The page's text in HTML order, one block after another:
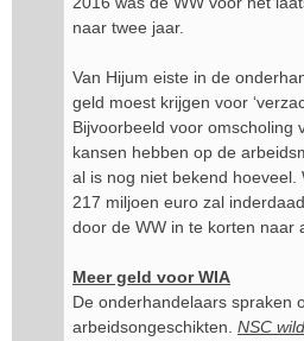
naar twee jaar.
Van Hijum eiste in de
geld moest krijgen voor
Bijvoorbeeld voor omscholing
kansen hebben op de
al is nog niet bekend hoeveel.
217 miljoen euro zal
door de WW in te korten naar
Meer geld voor WIA
De onderhandelaars spraken
arbeidsongeschikten. NSC